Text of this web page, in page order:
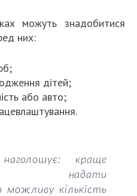
можуть знадобитися
них:
дітей;
або авто;
наголошує: краще
надати
можливу кількість